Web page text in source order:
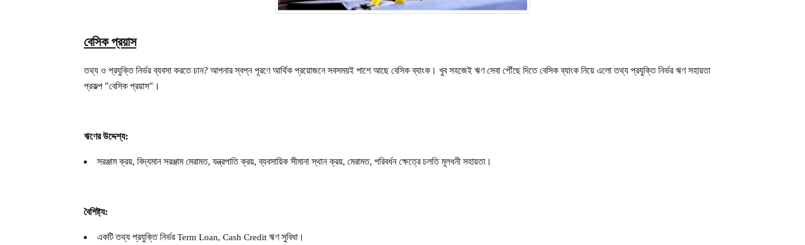
বেসিক প্রয়াস
তথ্য ও প্রযুক্তি নির্ভর ব্যবসা করতে চান? আপনার স্বপ্ন পূরণে আর্থিক প্রয়োজনে সবসময়ই পাশে আছে বেসিক ব্যাংক। খুব সহজেই ঋণ সেবা পৌঁছে দিতে বেসিক ব্যাংক নিয়ে এলো তথ্য প্রযুক্তি নির্ভর ঋণ সহায়তা
প্রকল্প "বেসিক প্রয়াস" ।
ঋণের উদ্দেশ্য:
সরঞ্জাম ক্রয়, বিদ্যমান সরঞ্জাম মেরামত, যন্ত্রপাতি ক্রয়, ব্যবসায়িক সীমানা স্থান ক্রয়, মেরামত, পরিবর্ধন ক্ষেত্রে চলতি মূলধনী সহায়তা।
বৈশিষ্ট্য:
একটি তথ্য প্রযুক্তি নির্ভরTerm Loan, Cash Creditঋণ সুবিধা।